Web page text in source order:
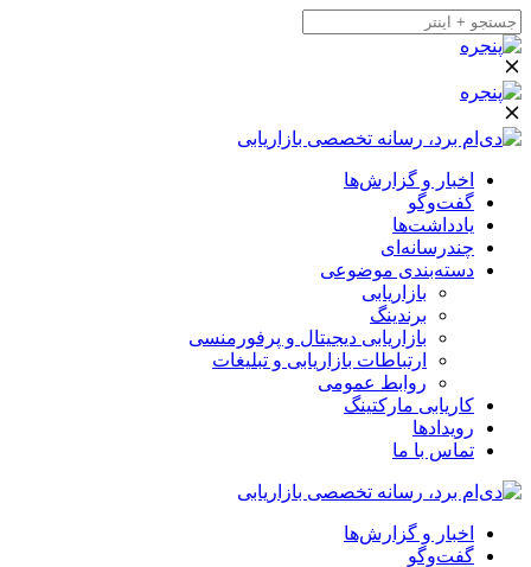
اخبار و گزارش‌ها
گفت‌وگو
یادداشت‌ها
چندرسانه‌ای
دسته‌بندی موضوعی
بازاریابی
برندینگ
بازاریابی دیجیتال و پرفورمنسی
ارتباطات بازاریابی و تبلیغات
روابط عمومی
کاریابی مارکتینگ
رویدادها
تماس با ما
اخبار و گزارش‌ها
گفت‌وگو